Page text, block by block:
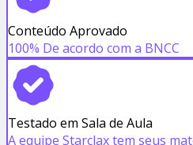
Conteúdo Aprovado
100% De acordo com a BNCC
Testado em Sala de Aula
A equipe Starclax tem seus